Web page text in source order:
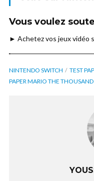
Vous voulez
► Achetez vos jeux vidéo
NINTENDO SWITCH TEST
PAPER MARIO THE THOUSAND